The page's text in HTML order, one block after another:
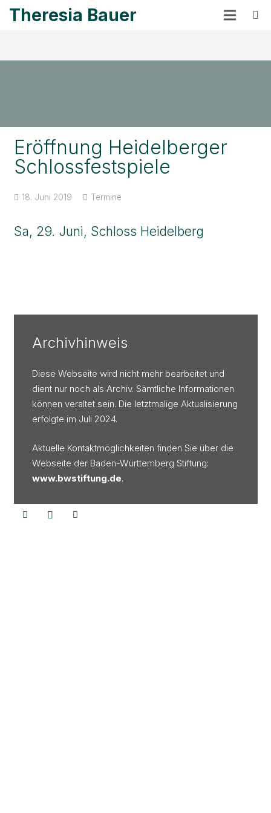
Theresia Bauer
Eröffnung Heidelberger
Schlossfestspiele
18. Juni 2019 Termine
Sa, 29. Juni, Schloss Heidelberg
Archivhinweis
Diese Webseite wird nicht mehr bearbeitet und
dient nur noch als Archiv. Sämtliche Informationen
können veraltet sein. Die letztmalige Aktualisierung
erfolgte im Juli 2024.
Aktuelle Kontaktmöglichkeiten finden Sie über die
Webseite der Baden-Württemberg Stiftung:
www.bwstiftung.de.